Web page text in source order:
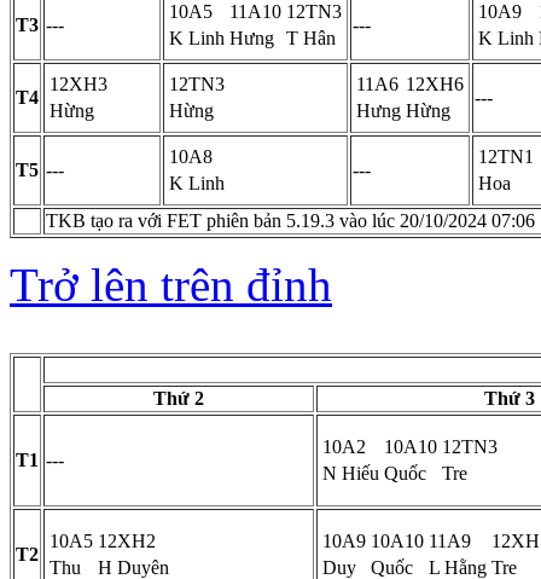
T3 ---
10A5 11A10 12TN3
K Linh Hưng T Hân
---
10A9
K Linh
T4
12XH3
Hừng
12TN3
Hừng
11A6 12XH6
Hưng Hừng
---
T5 ---
10A8
K Linh
---
12TN1
Hoa
TKB tạo ra với FET phiên bản 5.19.3 vào lúc 20/10/2024 07:06
Trở lên trên đỉnh
Thứ 2 Thứ 3
T1 ---
10A2 10A10 12TN3
N Hiếu Quốc Tre
T2
10A5 12XH2
Thu
H Duyên
10A9 10A10 11A9
Duy
Quốc L Hằng Tre